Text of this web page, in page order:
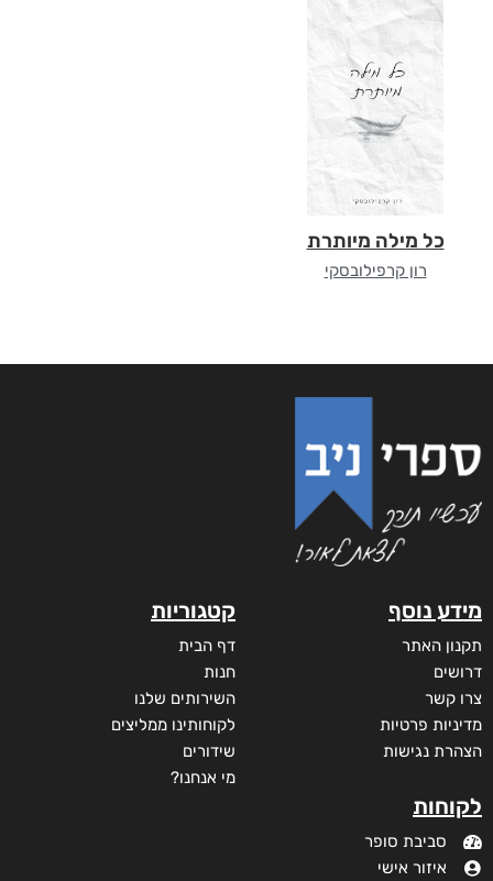
כל מילה מיותרת
רון קרפילובסקי
מידע נוסף
תקנון האתר
דרושים
צרו קשר
מדיניות פרטיות
הצהרת נגישות
לקוחות
סביבת סופר
איזור אישי
קטגוריות
דף הבית
חנות
השירותים שלנו
לקוחותינו ממליצים
שידורים
מי אנחנו?